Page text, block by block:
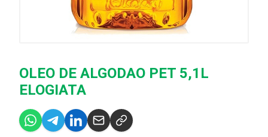
OLEO DE ALGODAO PET 5,1L
ELOGIATA